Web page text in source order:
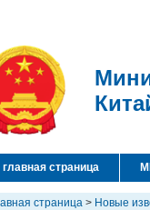
главная страница
страница > Новые